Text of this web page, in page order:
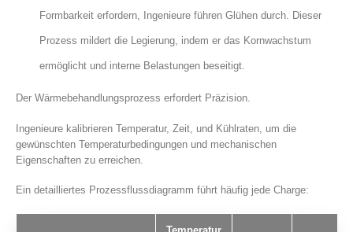
Formbarkeit erfordern, Ingenieure führen Glühen durch. Dieser
Prozess mildert die Legierung, indem er das Kornwachstum
ermöglicht und interne Belastungen beseitigt.
Der Wärmebehandlungsprozess erfordert Präzision.
Ingenieure kalibrieren Temperatur, Zeit, und Kühlraten, um die
gewünschten Temperaturbedingungen und mechanischen
Eigenschaften zu erreichen.
Ein detailliertes Prozessflussdiagramm führt häufig jede Charge: